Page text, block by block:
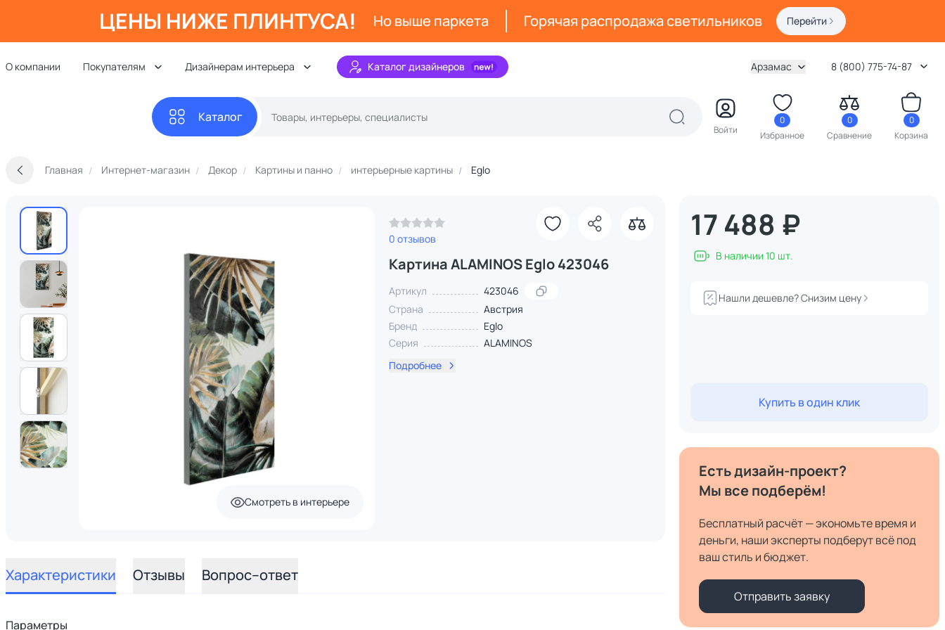
ЦЕНЫ НИЖЕ ПЛИНТУСА! Но выше паркета Горячая распродажа светильников Перейти
О компании Покупателям Дизайнерам интерьера Каталог дизайнеров Арзамас 8 (800) 775-74-87
Каталог
Войти
0
Избранное
0
Сравнение
0
Корзина
Главная Интернет-магазин Декор Картины и панно интерьерные картины Eglo
Смотреть в интерьере
0 отзывов
Картина ALAMINOS Eglo 423046
Артикул
423046
Страна
Австрия
Бренд
Eglo
Серия
ALAMINOS
Подробнее
Характеристики Отзывы Вопрос–ответ
Параметры
17 488 ₽
В наличии 10 шт.
Нашли дешевле? Снизим цену
Купить в один клик
Есть дизайн-проект?
Мы все подберём!
Бесплатный расчёт — экономьте время и
деньги, наши эксперты подберут всё под
ваш стиль и бюджет.
Отправить заявку